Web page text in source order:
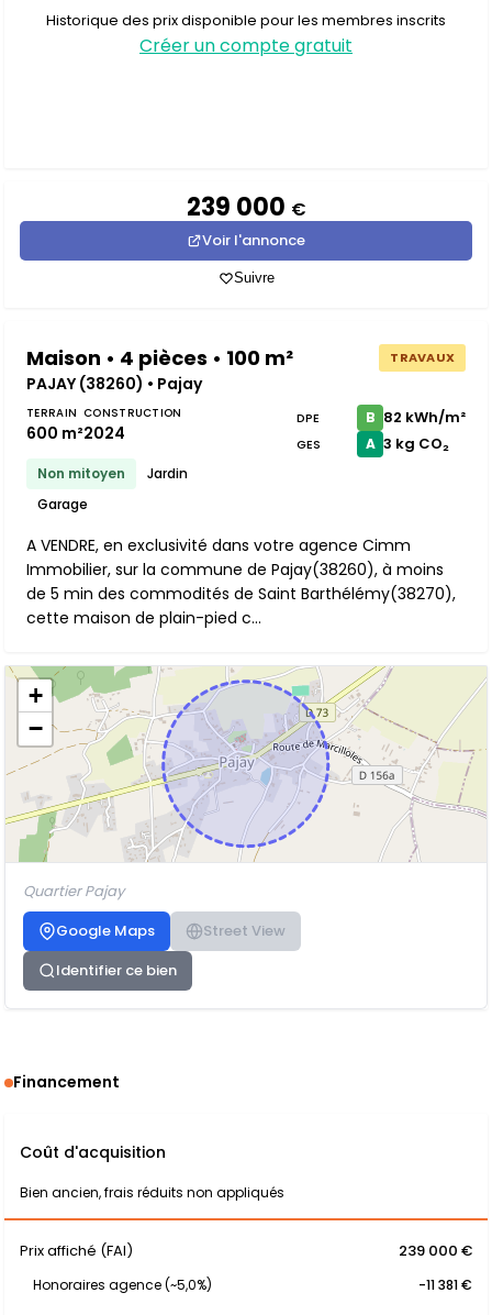
Historique des prix disponible pour les membres inscrits
Créer un compte gratuit
239 000 €
Voir l'annonce
Suivre
Maison • 4 pièces • 100 m² TRAVAUX
PAJAY (38260) • Pajay
TERRAIN
600 m²
CONSTRUCTION
2024
Non mitoyen
Jardin
Garage
DPE B 82 kWh/m²
GES A 3 kg CO₂
A VENDRE, en exclusivité dans votre agence Cimm
Immobilier, sur la commune de Pajay(38260), à moins
de 5 min des commodités de Saint Barthélémy(38270),
cette maison de plain-pied c...
+
−
Quartier Pajay
Google Maps
Street View
Identifier ce bien
Financement
Coût d'acquisition
Bien ancien, frais réduits non appliqués
Prix affiché (FAI) 239 000 €
Honoraires agence (~5,0%)
-11 381 €